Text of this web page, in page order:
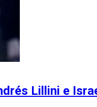
Lillini e